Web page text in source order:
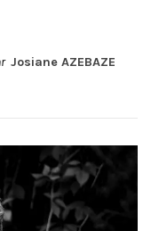
Josiane AZEBAZE